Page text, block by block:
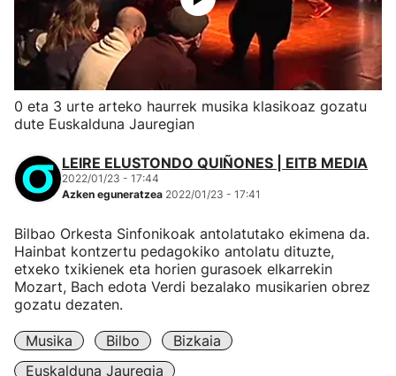
0 eta 3 urte arteko haurrek musika klasikoaz gozatu
dute Euskalduna Jauregian
LEIRE ELUSTONDO QUIÑONES | EITB MEDIA
2022/01/23 - 17:44
Azken eguneratzea 2022/01/23 - 17:41
Bilbao Orkesta Sinfonikoak antolatutako ekimena da.
Hainbat kontzertu pedagokiko antolatu dituzte,
etxeko txikienek eta horien gurasoek elkarrekin
Mozart, Bach edota Verdi bezalako musikarien obrez
gozatu dezaten.
Musika Bilbo
Bizkaia
Euskalduna Jauregia